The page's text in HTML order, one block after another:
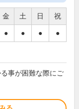
金 土 日 祝
● ● ● ●
事が困難な際にご